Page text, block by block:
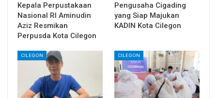
Kepala Perpustakaan
Nasional RI Aminudin
Aziz Resmikan
Perpusda Kota Cilegon
Pengusaha Cigading
yang Siap Majukan
KADIN Kota Cilegon
CILEGON CILEGON